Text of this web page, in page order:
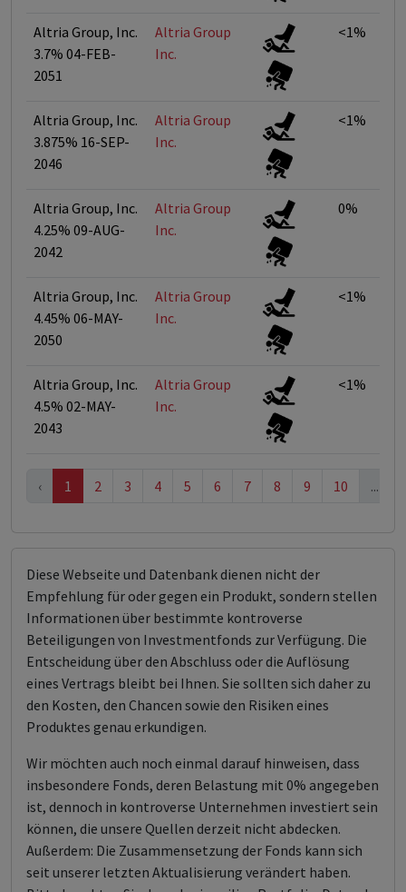
Altria Group, Inc.
3.7% 04-FEB-
2051
Altria Group
Inc.
<1%
Altria Group, Inc.
3.875% 16-SEP-
2046
Altria Group
Inc.
<1%
Altria Group, Inc.
4.25% 09-AUG-
2042
Altria Group
Inc.
0%
Altria Group, Inc.
4.45% 06-MAY-
2050
Altria Group
Inc.
<1%
Altria Group, Inc.
4.5% 02-MAY-
2043
Altria Group
Inc.
<1%
‹ 1 2 3 4 5 6 7 8 9 10 ...
Diese Webseite und Datenbank dienen nicht der
Empfehlung für oder gegen ein Produkt, sondern stellen
Informationen über bestimmte kontroverse
Beteiligungen von Investmentfonds zur Verfügung. Die
Entscheidung über den Abschluss oder die Auflösung
eines Vertrags bleibt bei Ihnen. Sie sollten sich daher zu
den Kosten, den Chancen sowie den Risiken eines
Produktes genau erkundigen.
Wir möchten auch noch einmal darauf hinweisen, dass
insbesondere Fonds, deren Belastung mit 0% angegeben
ist, dennoch in kontroverse Unternehmen investiert sein
können, die unsere Quellen derzeit nicht abdecken.
Außerdem: Die Zusammensetzung der Fonds kann sich
seit unserer letzten Aktualisierung verändert haben.